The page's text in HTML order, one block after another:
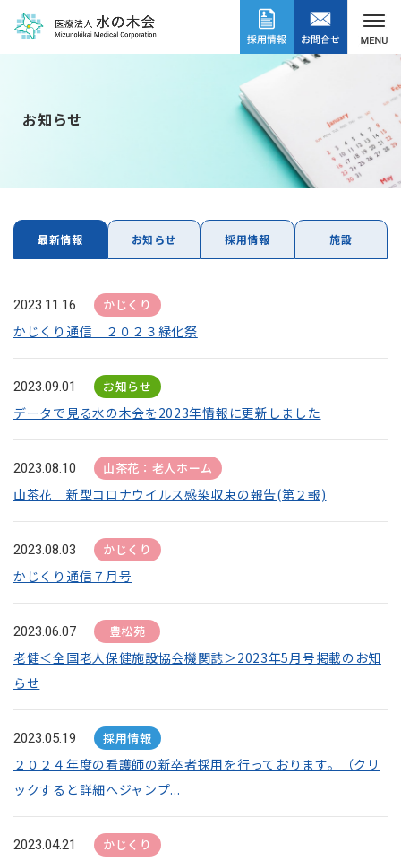
お知らせ
最新情報 お知らせ 採用情報 施設
2023.11.16 かじくり
かじくり通信 ２０２３緑化祭
2023.09.01 お知らせ
データで見る水の木会を2023年情報に更新しました
2023.08.10 山茶花：老人ホーム
山茶花 新型コロナウイルス感染収束の報告(第２報)
2023.08.03 かじくり
かじくり通信７月号
2023.06.07 豊松苑
老健＜全国老人保健施設協会機関誌＞2023年5月号掲載のお知
らせ
2023.05.19 採用情報
２０２４年度の看護師の新卒者採用を行っております。（クリ
ックすると詳細へジャンプ...
2023.04.21 かじくり